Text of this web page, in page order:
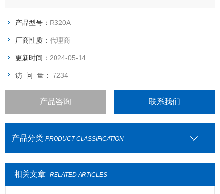
产品型号： R320A
厂商性质：代理商
更新时间： 2024-05-14
访 问 量：7234
产品咨询 联系我们
产品分类 PRODUCT CLASSIFICATION
相关文章 RELATED ARTICLES